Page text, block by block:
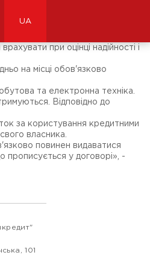
UA
при оцінці надійності і
на місці обов'язково
та електронна техніка.
Відповідно до
за користування кредитними
власника.
повинен видаватися
прописується у договорі», -
101